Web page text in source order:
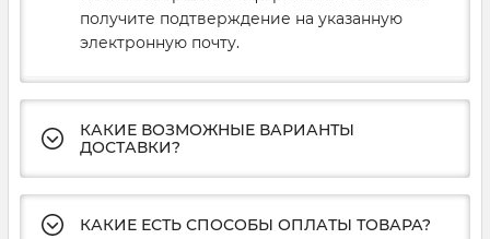
получите подтверждение на указанную
электронную почту.
КАКИЕ ВОЗМОЖНЫЕ ВАРИАНТЫ
ДОСТАВКИ?
КАКИЕ ЕСТЬ СПОСОБЫ ОПЛАТЫ ТОВАРА?